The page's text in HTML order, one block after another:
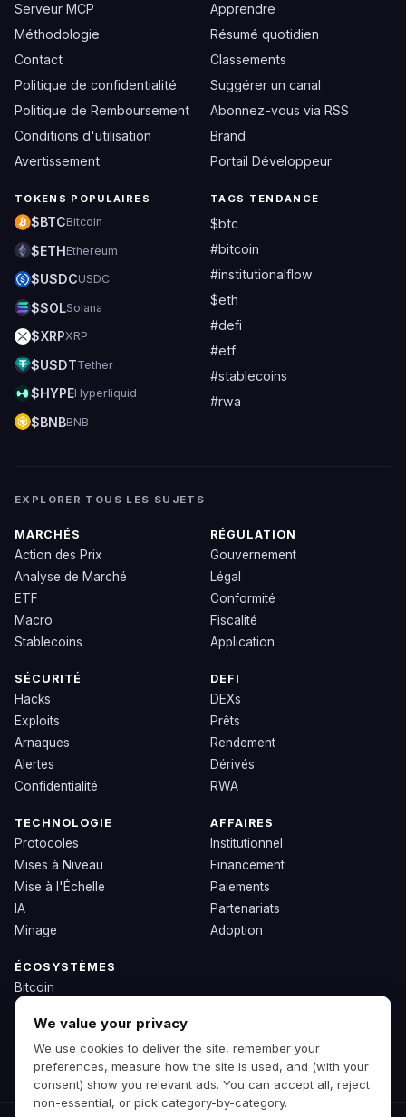
Serveur MCP
Méthodologie
Contact
Politique de confidentialité
Politique de Remboursement
Conditions d'utilisation
Avertissement
Apprendre
Résumé quotidien
Classements
Suggérer un canal
Abonnez-vous via RSS
Brand
Portail Développeur
TOKENS POPULAIRES
$BTCBitcoin
$ETHEthereum
$USDCUSDC
$SOLSolana
$XRPXRP
$USDTTether
$HYPEHyperliquid
$BNBBNB
TAGS TENDANCE
$btc
#bitcoin
#institutionalflow
$eth
#defi
#etf
#stablecoins
#rwa
EXPLORER TOUS LES SUJETS
MARCHÉS
Action des Prix
Analyse de Marché
ETF
Macro
Stablecoins
RÉGULATION
Gouvernement
Légal
Conformité
Fiscalité
Application
SÉCURITÉ
Hacks
Exploits
Arnaques
Alertes
Confidentialité
DEFI
DEXs
Prêts
Rendement
Dérivés
RWA
TECHNOLOGIE
Protocoles
Mises à Niveau
Mise à l'Échelle
IA
Minage
AFFAIRES
Institutionnel
Financement
Paiements
Partenariats
Adoption
ÉCOSYSTÈMES
Bitcoin
Ethereum
Solana
BNB
Autres Chaînes
We value your privacy
We use cookies to deliver the site, remember your
preferences, measure how the site is used, and (with your
consent) show you relevant ads. You can accept all, reject
non-essential, or pick category-by-category.